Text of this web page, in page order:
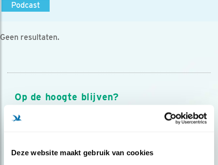
Deze website maakt gebruik van cookies
Podcast
Geen resultaten.
Op de hoogte blijven?
Meld je aan en ontvang nieuws, inspiratie, acties en tips
over vogels en activiteiten van Vogelbescherming.